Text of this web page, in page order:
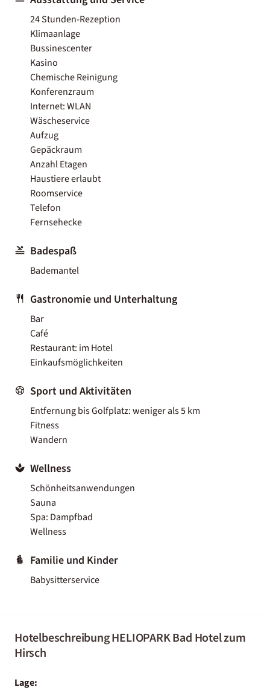
24 Stunden-Rezeption
Klimaanlage
Bussinescenter
Kasino
Chemische Reinigung
Konferenzraum
Internet: WLAN
Wäscheservice
Aufzug
Gepäckraum
Anzahl Etagen
Haustiere erlaubt
Roomservice
Telefon
Fernsehecke
Badespaß
Bademantel
Gastronomie und Unterhaltung
Bar
Café
Restaurant: im Hotel
Einkaufsmöglichkeiten
Sport und Aktivitäten
Entfernung bis Golfplatz: weniger als 5 km
Fitness
Wandern
Wellness
Schönheitsanwendungen
Sauna
Spa: Dampfbad
Wellness
Familie und Kinder
Babysitterservice
Hotelbeschreibung HELIOPARK Bad Hotel zum
Hirsch
Lage: